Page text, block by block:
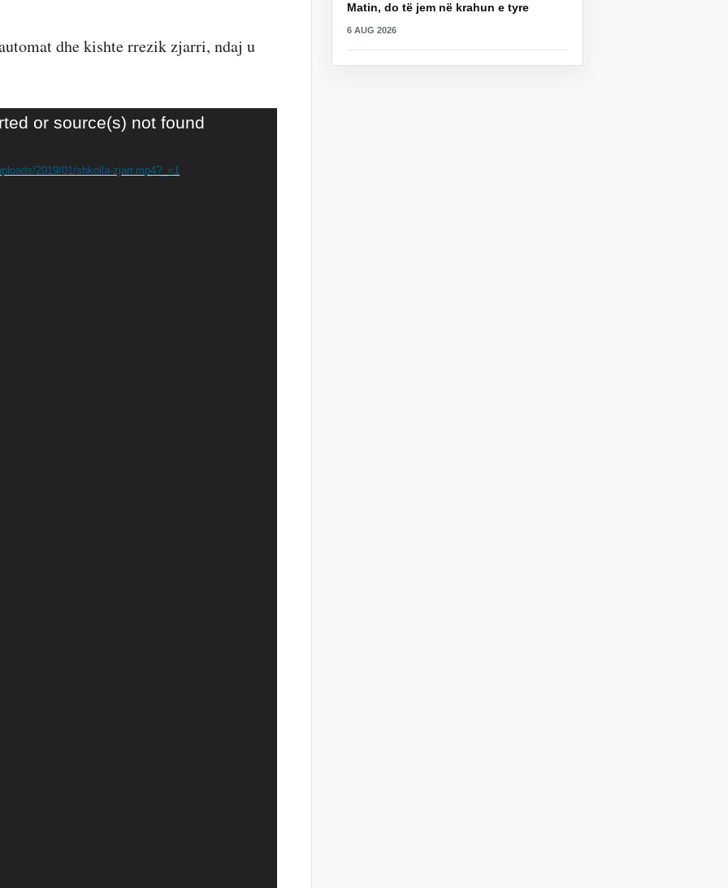
dhe kishte rrezik zjarri, ndaj u
or source(s) not found
2019/01/shkolla-zjarr.mp4?_=1
Matin, do të jem në krahun e tyre
6 AUG 2026